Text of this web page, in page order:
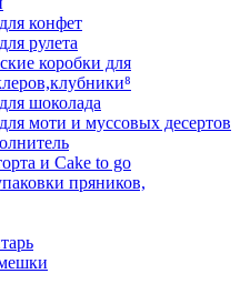
конфет
рулета
коробки для
шоколада
моти и муссовых десертов
и Cake to go
пряников,